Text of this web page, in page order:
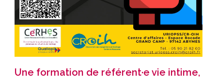
Une formation de référent·e vie intime,